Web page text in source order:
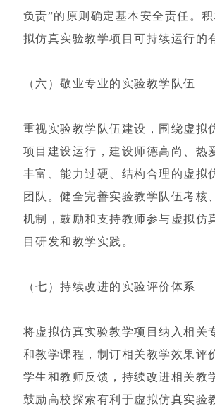
负责”的原则确定基本安全责任。
拟仿真实验教学项目可持续运行的
（六）敬业专业的实验教学队伍
重视实验教学队伍建设，围绕虚拟
项目建设运行，建设师德高尚、热
丰富、能力过硬、结构合理的虚拟
团队。健全完善实验教学队伍考核
机制，鼓励和支持教师参与虚拟仿
目研发和教学实践。
（七）持续改进的实验评价体系
将虚拟仿真实验教学项目纳入相关
和教学课程，制订相关教学效果评
学生和教师反馈，持续改进相关教
鼓励高校探索有利于虚拟仿真实验